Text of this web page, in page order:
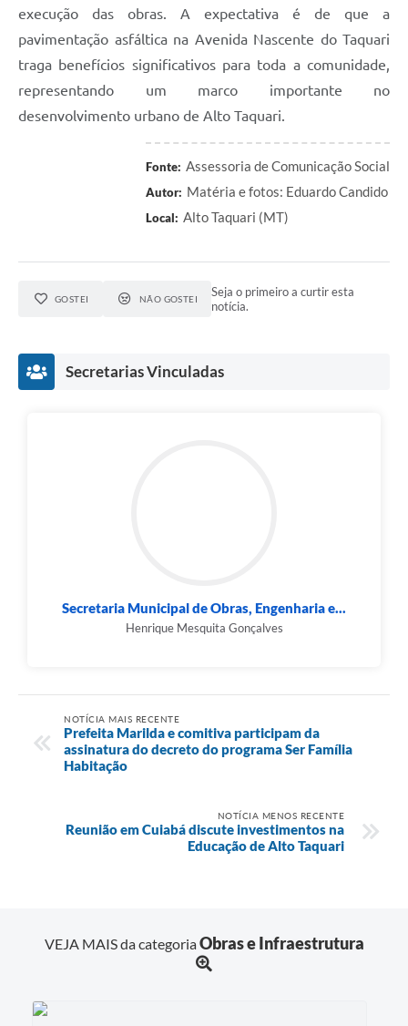
execução das obras. A expectativa é de que a
pavimentação asfáltica na Avenida Nascente do Taquari
traga benefícios significativos para toda a comunidade,
representando um marco importante no
desenvolvimento urbano de Alto Taquari.
Fonte: Assessoria de Comunicação Social
Autor: Matéria e fotos: Eduardo Candido
Local: Alto Taquari (MT)
GOSTEI NÃO GOSTEI
Seja o primeiro a curtir esta
notícia.
Secretarias Vinculadas
Secretaria Municipal de Obras, Engenharia e...
Henrique Mesquita Gonçalves
NOTÍCIA MAIS RECENTE
Prefeita Marilda e comitiva participam da
assinatura do decreto do programa Ser Família
Habitação
NOTÍCIA MENOS RECENTE
Reunião em Cuiabá discute investimentos na
Educação de Alto Taquari
VEJA MAIS da categoriaObras e Infraestrutura